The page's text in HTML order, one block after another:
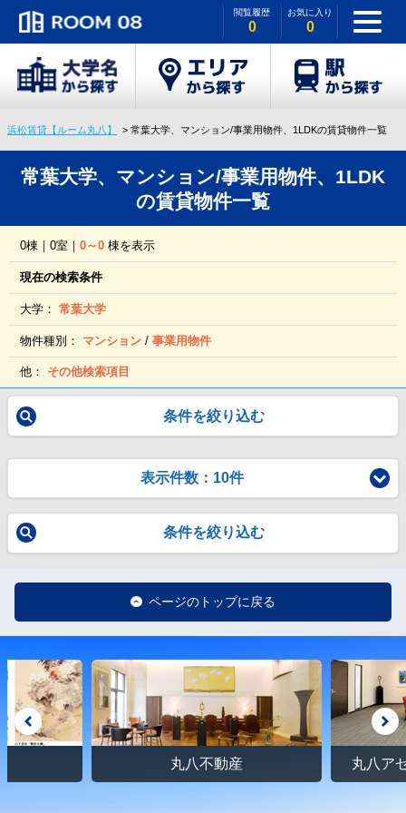
閲覧履歴
0
お気に入り
0
浜松賃貸【ルーム丸八】 常葉大学、マンション/事業用物件、1LDKの賃貸物件一覧
常葉大学、マンション/事業用物件、1LDK
の賃貸物件一覧
0棟｜0室｜0～0 棟を表示
現在の検索条件
大学：常葉大学
物件種別： マンション/事業用物件
他： その他検索項目
条件を絞り込む
表示件数：10件
条件を絞り込む
ページのトップに戻る
丸八不動産 丸八ア